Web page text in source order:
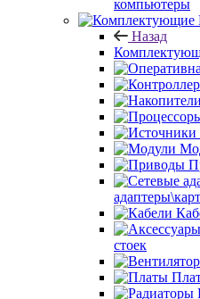
компьютеры
Назад
стоек